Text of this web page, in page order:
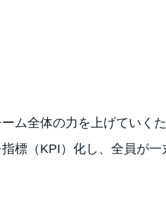
ム全体の力を上げていく
標（KPI）化し、全員が